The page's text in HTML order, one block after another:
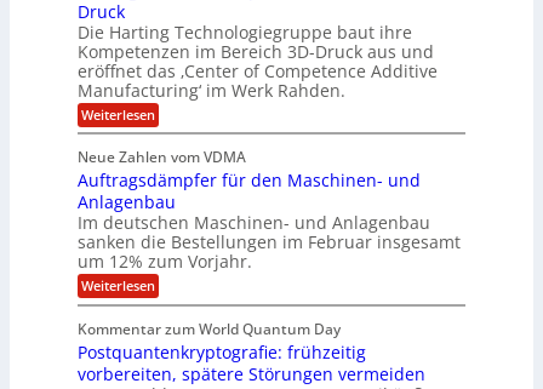
ä
l
t
6
5
M
i
l
l
i
o
n
n
U
n
g
i
n
e
r
i
n
g
f
ü
r
E
M
E
e
r
s
i
o
n
3
.
2
r
n
i
m
m
t
A
p
s
o
l
u
t
S
a
u
e
r
e
s
i
w
i
r
d
C
h
i
e
f
C
u
Druck
Die Harting Technologiegruppe baut ihre
Kompetenzen im Bereich 3D-Druck aus und
eröffnet das ‚Center of Competence Additive
Manufacturing‘ im Werk Rahden.
Weiterlesen:
H
r
t
i
n
g
e
r
ö
f
n
e
t
K
Neue Zahlen vom VDMA
Auftragsdämpfer für den Maschinen- und
Anlagenbau
Im deutschen Maschinen- und Anlagenbau
sanken die Bestellungen im Februar insgesamt
um 12% zum Vorjahr.
Weiterlesen:
A
f
t
r
Kommentar zum World Quantum Day
Postquantenkryptografie: frühzeitig
vorbereiten, spätere Störungen vermeiden